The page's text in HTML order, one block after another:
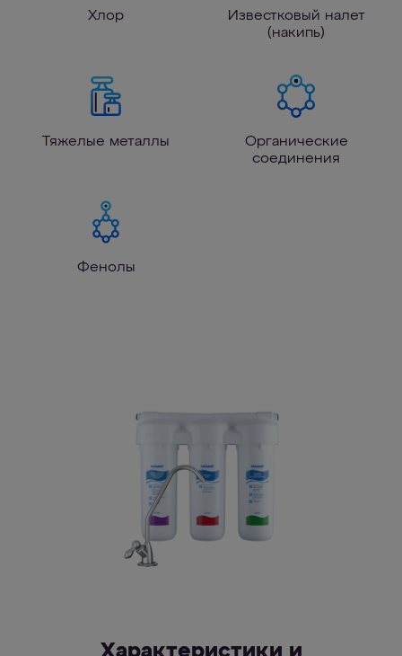
Хлор
Известковый налет
(накипь)
Тяжелые металлы
Органические
соединения
Фенолы
Характеристики и